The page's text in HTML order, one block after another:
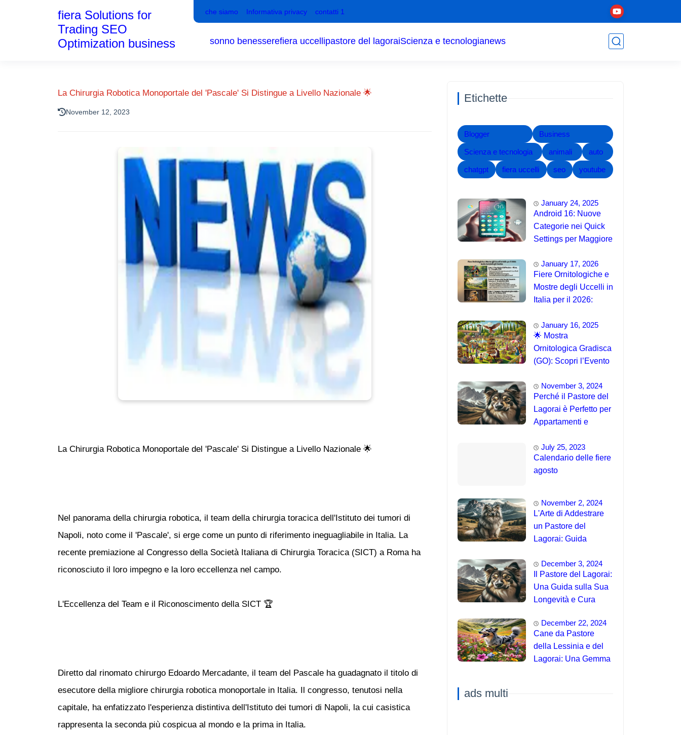
che siamo Informativa privacy contatti 1
fiera Solutions for
Trading SEO
Optimization business
sonno benesserefiera uccellipastore del lagoraiScienza e tecnologianews
La Chirurgia Robotica Monoportale del 'Pascale' Si Distingue a Livello Nazionale 🌟
November 12, 2023
La Chirurgia Robotica Monoportale del 'Pascale' Si Distingue a Livello Nazionale 🌟
Nel panorama della chirurgia robotica, il team della chirurgia toracica dell'Istituto dei tumori di
Napoli, noto come il 'Pascale', si erge come un punto di riferimento ineguagliabile in Italia. La
recente premiazione al Congresso della Società Italiana di Chirurgia Toracica (SICT) a Roma ha
riconosciuto il loro impegno e la loro eccellenza nel campo.
L'Eccellenza del Team e il Riconoscimento della SICT 🏆
Diretto dal rinomato chirurgo Edoardo Mercadante, il team del Pascale ha guadagnato il titolo di
esecutore della migliore chirurgia robotica monoportale in Italia. Il congresso, tenutosi nella
capitale, ha enfatizzato l'esperienza distintiva dell'Istituto dei tumori di Napoli, la cui casistica
rappresenta la seconda più cospicua al mondo e la prima in Italia.
Etichette
Blogger Business
Scienza e tecnologia animali auto
chatgpt fiera uccelli seo youtube
January 24, 2025
Android 16: Nuove
Categorie nei Quick
Settings per Maggiore
January 17, 2026
Fiere Ornitologiche e
Mostre degli Uccelli in
Italia per il 2026:
Eventi 🐦
January 16, 2025
🌟 Mostra
Ornitologica Gradisca
(GO): Scopri l’Evento
November 3, 2024
Perché il Pastore del
Lagorai è Perfetto per
Appartamenti e
July 25, 2023
Calendario delle fiere
agosto
November 2, 2024
L'Arte di Addestrare
un Pastore del
Lagorai: Guida
Principianti
December 3, 2024
Il Pastore del Lagorai:
Una Guida sulla Sua
Longevità e Cura
December 22, 2024
Cane da Pastore
della Lessinia e del
Lagorai: Una Gemma
ads multi